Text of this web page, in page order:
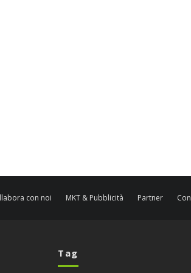
con noi MKT & Pubblicità Partner
Tag